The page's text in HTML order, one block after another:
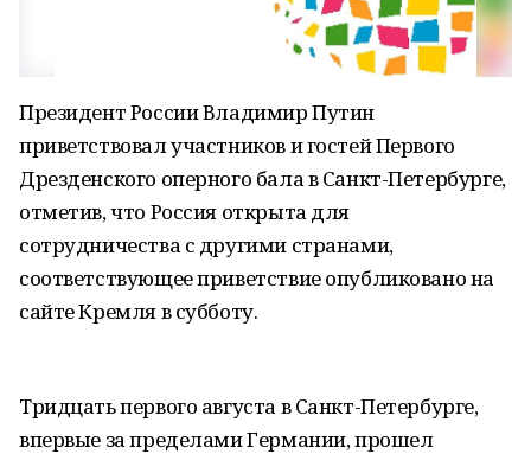
Президент России Владимир Путин
приветствовал участников и гостей Первого
Дрезденского оперного бала в Санкт-Петербурге,
отметив, что Россия открыта для
сотрудничества с другими странами,
соответствующее приветствие опубликовано на
сайте Кремля в субботу.
Тридцать первого августа в Санкт-Петербурге,
впервые за пределами Германии, прошел